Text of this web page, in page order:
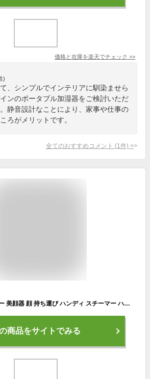
価格と在庫を楽天でチェック >>
)
、シンプルでインテリアに馴染ませら
ンのポータブル加湿器をご検討いただ
静音設計なことにより、家事や仕事の
ろがメリットです。
全てのおすすめコメント (1 件) >
【楽天1位】 スチーマー 美顔器 顔 持ち運び ハンディ スチーマー ハンディ 加湿器 ハンディミストスチーマー マスク荒れ 美肌 スキンケア 毛穴ケア 乾燥予防 化粧水 加湿 保湿 保水 充電式 ギフト プレゼント 母の日 フェイススチーマー 美顔器 エステ 乾燥対策 送料無料
商品をサイトでみる